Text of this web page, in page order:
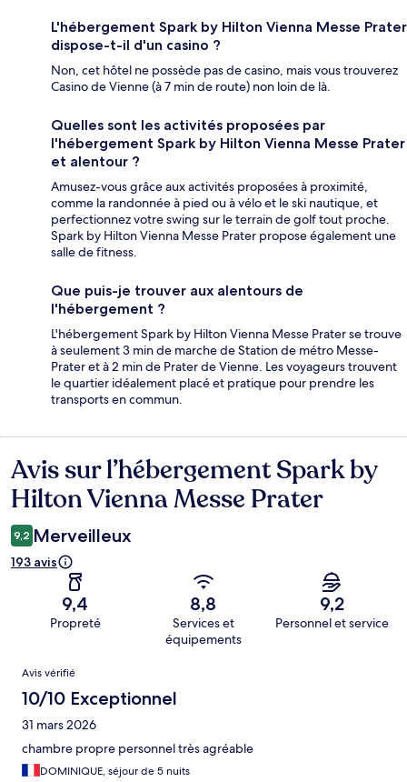
L'hébergement Spark by Hilton Vienna Messe Prater
dispose-t-il d'un casino ?
Non, cet hôtel ne possède pas de casino, mais vous trouverez
Casino de Vienne (à 7 min de route) non loin de là.
Quelles sont les activités proposées par
l'hébergement Spark by Hilton Vienna Messe Prater
et alentour ?
Amusez-vous grâce aux activités proposées à proximité,
comme la randonnée à pied ou à vélo et le ski nautique, et
perfectionnez votre swing sur le terrain de golf tout proche.
Spark by Hilton Vienna Messe Prater propose également une
salle de fitness.
Que puis-je trouver aux alentours de
l'hébergement ?
L'hébergement Spark by Hilton Vienna Messe Prater se trouve
à seulement 3 min de marche de Station de métro Messe-
Prater et à 2 min de Prater de Vienne. Les voyageurs trouvent
le quartier idéalement placé et pratique pour prendre les
transports en commun.
Avis
Avis sur l’hébergement Spark by
Hilton Vienna Messe Prater
9,2 Merveilleux
193 avis
9,4
Propreté
8,8
Services et
équipements
9,2
Personnel et service
Avis
Avis vérifié
10/10 Exceptionnel
31 mars 2026
chambre propre personnel très agréable
DOMINIQUE, séjour de 5 nuits